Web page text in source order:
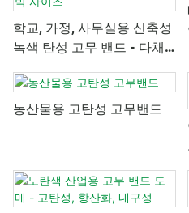
학교, 가정, 사무실용 신축성
녹색 탄성 고무 밴드 - 다채
로운 빅 사이즈
농산물용 고탄성 고무밴드